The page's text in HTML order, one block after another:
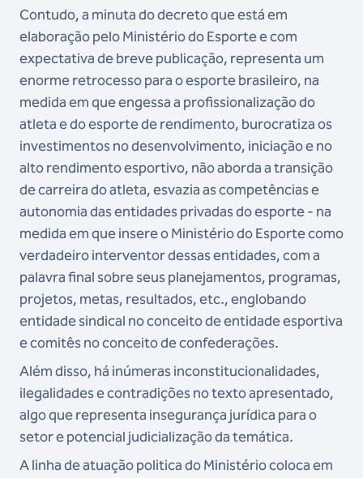
Contudo, a minuta do decreto que está em
elaboração pelo Ministério do Esporte e com
expectativade breve publicação, representa um
enorme retrocesso para o esporte brasileiro, na
medida em queengessa a profissionalização do
atleta e do esporte de rendimento, burocratiza os
investimentos nodesenvolvimento, iniciação e no
alto rendimento esportivo, não aborda a transição
de carreira doatleta, esvazia as competências e
autonomia das entidades privadas do esporte - na
medida em queinsere o Ministério do Esporte como
verdadeiro interventor dessas entidades, com a
palavra final sobreseus planejamentos, programas,
projetos, metas, resultados, etc., englobando
entidade sindical noconceito de entidade esportiva
e comitês no conceito de confederações.
Além disso, há inúmeras inconstitucionalidades,
ilegalidades e contradições no texto apresentado,
algoque representa insegurança jurídica para o
setor e potencial judicialização da temática.
A linha de atuação politica do Ministério coloca em